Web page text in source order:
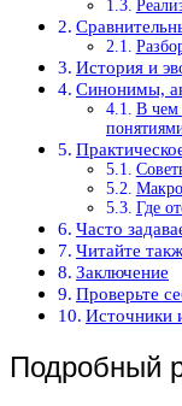
История и
Синонимы,
В чем
Где
Часто
Читайте
Заключение
Проверьте
Источники
Подробный